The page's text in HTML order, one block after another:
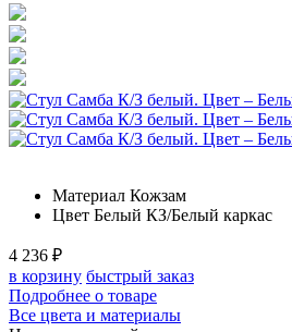
Материал Кожзам
Цвет Белый КЗ/Белый каркас
4 236 ₽
в корзину быстрый заказ
Подробнее о товаре
Все цвета и материалы